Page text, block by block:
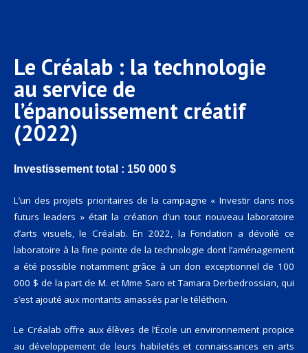
Le Créalab : la technologie
au service de
l’épanouissement créatif
(2022)
Investissement total : 150 000 $
L’un des projets prioritaires de la campagne « Investir dans nos
futurs leaders » était la création d’un tout nouveau laboratoire
d’arts visuels, le Créalab. En 2022, la Fondation a dévoilé ce
laboratoire à la fine pointe de la technologie dont l’aménagement
a été possible notamment grâce à un don exceptionnel de 100
000 $ de la part de M. et Mme Saro et Tamara Derbedrossian, qui
s’est ajouté aux montants amassés par le téléthon.
Le Créalab offre aux élèves de l’École un environnement propice
au développement de leurs habiletés et connaissances en arts